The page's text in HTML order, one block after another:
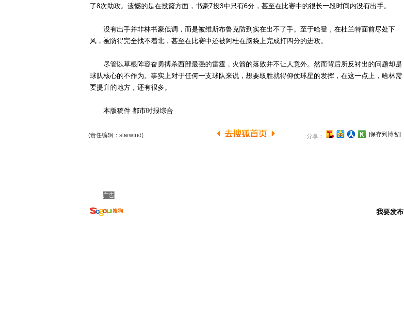
了8次助攻。遗憾的是在投篮方面，书豪7投3中只有6分，甚至在比赛中的很长一段时间内没有出手。
没有出手并非林书豪低调，而是被维斯布鲁克防到实在出不了手。至于哈登，在杜兰特面前尽处下
风，被防得完全找不着北，甚至在比赛中还被阿杜在脑袋上完成打四分的进攻。
尽管以草根阵容奋勇搏杀西部最强的雷霆，火箭的落败并不让人意外。然而背后所反衬出的问题却是
球队核心的不作为。事实上对于任何一支球队来说，想要取胜就得仰仗球星的发挥，在这一点上，哈林需
要提升的地方，还有很多。
本版稿件 都市时报综合
(责任编辑：starwind) 分享： [保存到博客]
广告
我要发布